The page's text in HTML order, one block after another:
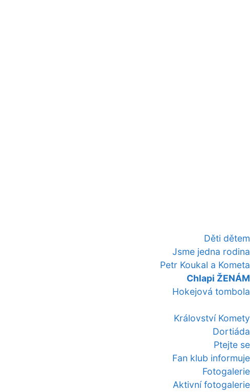
Děti dětem
Jsme jedna rodina
Petr Koukal a Kometa
Chlapi ŽENÁM
Hokejová tombola
Království Komety
Dortiáda
Ptejte se
Fan klub informuje
Fotogalerie
Aktivní fotogalerie